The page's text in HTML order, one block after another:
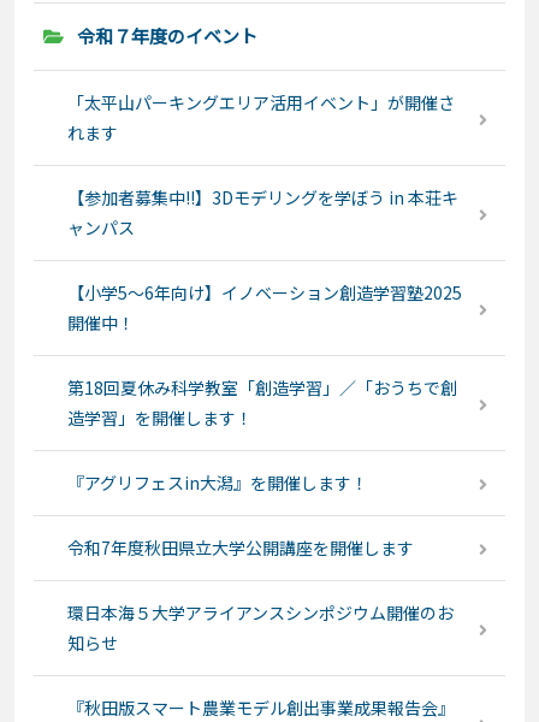
令和７年度のイベント
「太平山パーキングエリア活用イベント」が開催さ
れます
【参加者募集中!!】3Dモデリングを学ぼう in 本荘キ
ャンパス
【小学5～6年向け】イノベーション創造学習塾2025
開催中！
第18回夏休み科学教室「創造学習」／「おうちで創
造学習」を開催します！
『アグリフェスin大潟』を開催します！
令和7年度秋田県立大学公開講座を開催します
環日本海５大学アライアンスシンポジウム開催のお
知らせ
『秋田版スマート農業モデル創出事業成果報告会』